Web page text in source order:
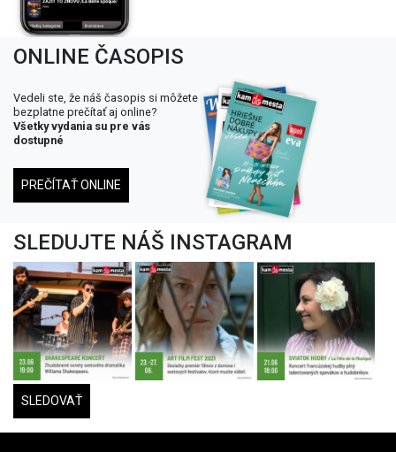
ONLINE ČASOPIS
Vedeli ste, že náš časopis si môžete
bezplatne prečítať aj online?
Všetky vydania su pre vás
dostupné
PREČÍTAŤ ONLINE
SLEDUJTE NÁŠ INSTAGRAM
SLEDOVAŤ